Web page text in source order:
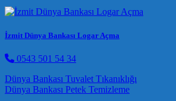
İzmit Dünya Bankası Logar Açma
0543 501 54 34
Post navigation
Dünya Bankası Tuvalet Tıkanıklığı
Dünya Bankası Petek Temizleme